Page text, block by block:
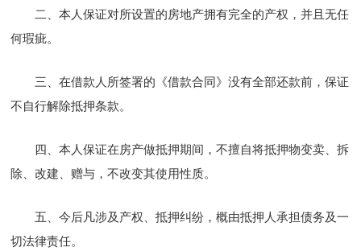
二、本人保证对所设置的房地产拥有完全的产权，并且无任
何瑕疵。
三、在借款人所签署的《借款合同》没有全部还款前，保证
不自行解除抵押条款。
四、本人保证在房产做抵押期间，不擅自将抵押物变卖、拆
除、改建、赠与，不改变其使用性质。
五、今后凡涉及产权、抵押纠纷，概由抵押人承担债务及一
切法律责任。